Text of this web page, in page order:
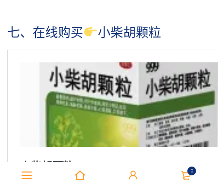
0
七、在线购买 小柴胡颗粒